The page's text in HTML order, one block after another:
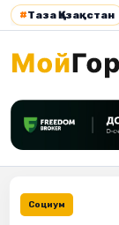
#Таза Қазақстан
Социум